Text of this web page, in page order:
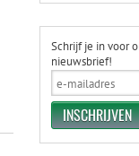
Schrijf je in voor
nieuwsbrief!